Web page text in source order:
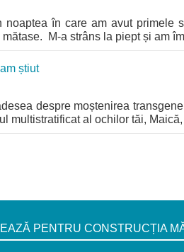
noaptea în care am avut primele
mătase. M-a strâns la piept și am
știut
despre moștenirea
multistratificat al ochilor tăi,
PENTRU CONSTRUCȚIA